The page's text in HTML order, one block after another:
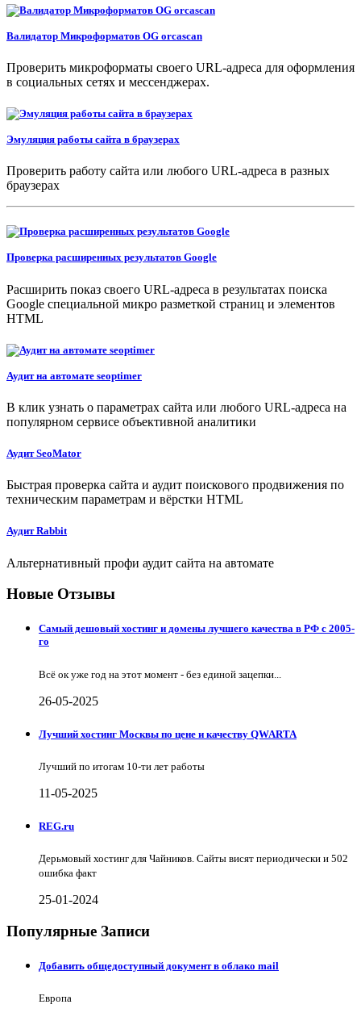
Валидатор Микроформатов OG orcascan
Проверить микроформаты своего URL-адреса для оформления
в социальных сетях и мессенджерах.
Эмуляция работы сайта в браузерах
Проверить работу сайта или любого URL-адреса в разных
браузерах
Проверка расширенных результатов Google
Расширить показ своего URL-адреса в результатах поиска
Google специальной микро разметкой страниц и элементов
HTML
Аудит на автомате seoptimer
В клик узнать о параметрах сайта или любого URL-адреса на
популярном сервисе объективной аналитики
Аудит SeoMator
Быстрая проверка сайта и аудит поискового продвижения по
техническим параметрам и вёрстки HTML
Аудит Rabbit
Альтернативный профи аудит сайта на автомате
Новые Отзывы
Самый дешовый хостинг и домены лучшего качества в РФ с 2005-
го
Всё ок уже год на этот момент - без единой зацепки...
26-05-2025
Лучший хостинг Москвы по цене и качеству QWARTA
Лучший по итогам 10-ти лет работы
11-05-2025
REG.ru
Дерьмовый хостинг для Чайников. Сайты висят периодически и 502
ошибка факт
25-01-2024
Популярные Записи
Добавить общедоступный документ в облако mail
Европа